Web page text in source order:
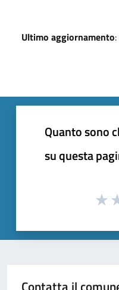
Ultimo aggiornamento
Quanto sono
su questa